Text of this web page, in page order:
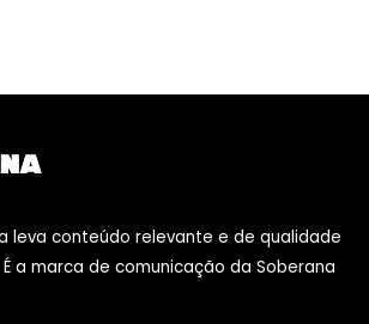
leva conteúdo relevante e de qualidade
a marca de comunicação da Soberana